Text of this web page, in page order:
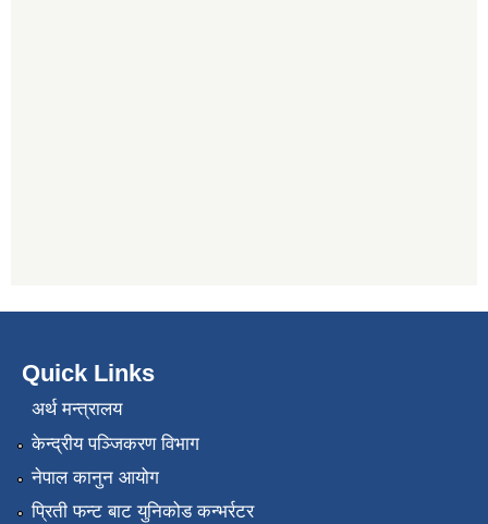
Quick Links
अर्थ मन्त्रालय
केन्द्रीय पञ्जिकरण विभाग
नेपाल कानुन आयोग
प्रिती फन्ट बाट युनिकोड कन्भर्रटर